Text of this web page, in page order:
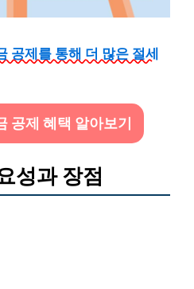
공제를 통해 더 많은 절세
공제 혜택 알아보기
성과 장점